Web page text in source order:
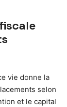
vie donne la
selon
et le capital